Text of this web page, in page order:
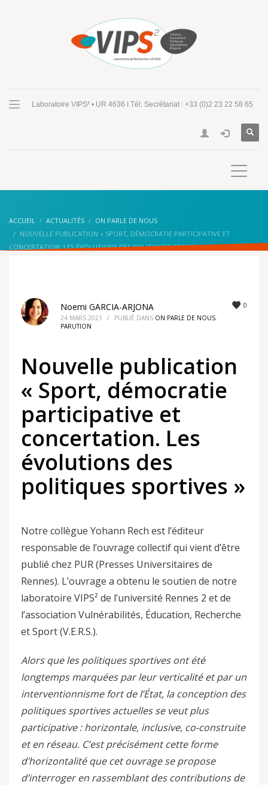
Laboratoire VIPS² • UR 4636 I Tél. Secrétariat : +33 (0)2 23 22 58 65
ACCUEIL ACTUALITÉS
ON PARLE DE NOUS
NOUVELLE PUBLICATION « SPORT, DÉMOCRATIE PARTICIPATIVE ET
CONCERTATION. LES ÉVOLUTIONS DES POLITIQUES SPORTIVES »
0
Noemi GARCIA-ARJONA
24 MARS 2021 / PUBLIÉ DANS ON PARLE DE NOUS,
PARUTION
Nouvelle publication
« Sport, démocratie
participative et
concertation. Les
évolutions des
politiques sportives »
Notre collègue Yohann Rech est l’éditeur
responsable de l’ouvrage collectif qui vient d’être
publié chez PUR (Presses Universitaires de
Rennes). L’ouvrage a obtenu le soutien de notre
laboratoire VIPS² de l’université Rennes 2 et de
l’association Vulnérabilités, Éducation, Recherche
et Sport (V.E.R.S.).
Alors que les politiques sportives ont été
longtemps marquées par leur verticalité et par un
interventionnisme fort de l’État, la conception des
politiques sportives actuelles se veut plus
participative : horizontale, inclusive, co-construite
et en réseau. C’est précisément cette forme
d’horizontalité que cet ouvrage se propose
d’interroger en rassemblant des contributions de